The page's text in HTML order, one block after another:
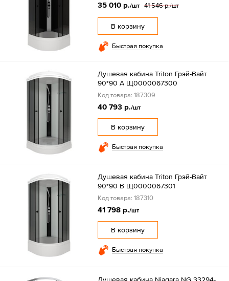
35 010 р./шт 41 546 р./шт
В корзину
Быстрая покупка
Душевая кабина Triton Грэй-Вайт
90*90 А Щ0000067300
Код товара: 187309
40 793 р./шт
В корзину
Быстрая покупка
Душевая кабина Triton Грэй-Вайт
90*90 В Щ0000067301
Код товара: 187310
41 798 р./шт
В корзину
Быстрая покупка